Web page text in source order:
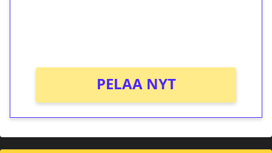
PELAA NYT